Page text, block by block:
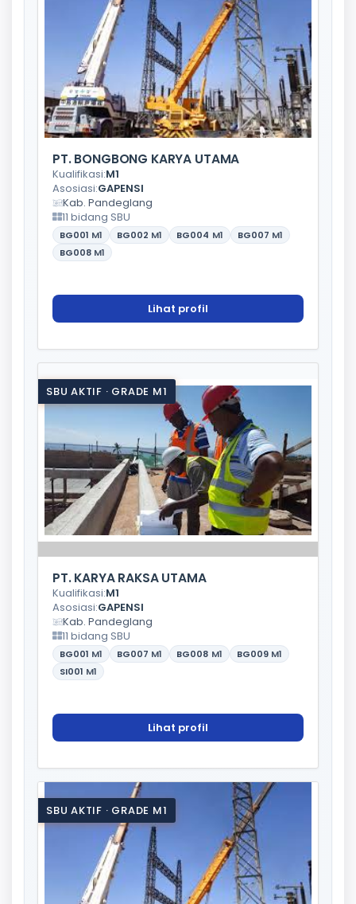
PT. BONGBONG KARYA UTAMA
Kualifikasi:M1
Asosiasi:GAPENSI
Kab. Pandeglang
11 bidang SBU
BG001 M1 BG002 M1 BG004 M1 BG007 M1
BG008 M1
Lihat profil
SBU AKTIF · GRADE M1
PT. KARYA RAKSA UTAMA
Kualifikasi:M1
Asosiasi:GAPENSI
Kab. Pandeglang
11 bidang SBU
BG001 M1 BG007 M1 BG008 M1 BG009 M1
SI001 M1
Lihat profil
SBU AKTIF · GRADE M1